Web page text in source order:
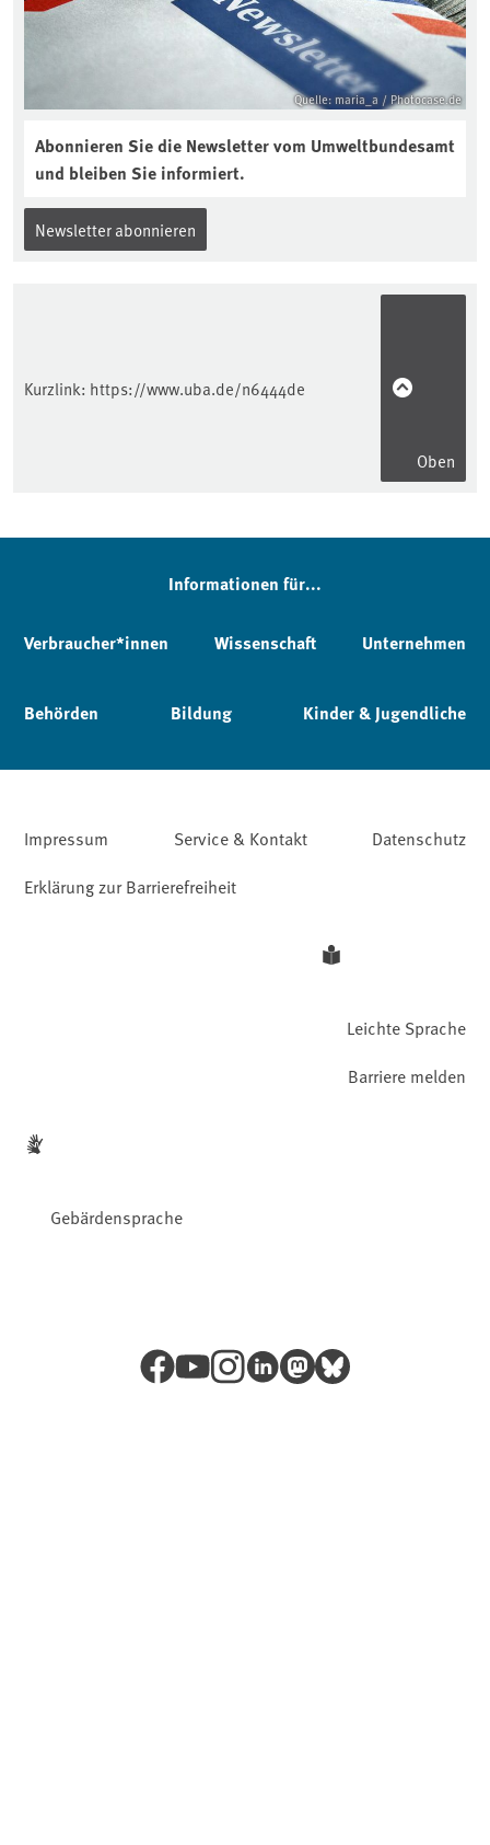
Quelle: maria_a / Photocase.de
Abonnieren Sie die Newsletter vom Umweltbundesamt
und bleiben Sie informiert.
Newsletter abonnieren
Kurzlink: https://www.uba.de/n6444de
Oben
Informationen für...
Verbraucher*innen Wissenschaft Unternehmen
Behörden Bildung Kinder & Jugendliche
Impressum Service & Kontakt
Datenschutz
Erklärung zur Barrierefreiheit
Leichte Sprache
Gebärdensprache
Barriere melden